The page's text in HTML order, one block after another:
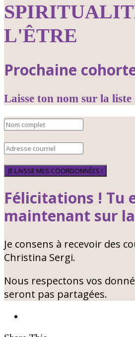
L'ÊTRE
Prochaine
Laisse ton nom sur la
JE LAISSE MES COORDONNÉES !
Félicitations ! Tu
maintenant sur
Je consens à recevoir des
Christina Sergi.
Nous respectons vos
seront pas partagées.